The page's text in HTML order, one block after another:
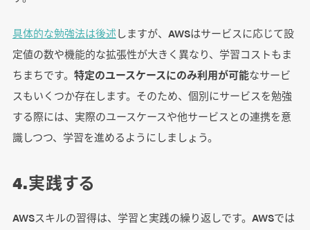
具体的な勉強法は後述しますが、AWSはサービスに応じて設
定値の数や機能的な拡張性が大きく異なり、学習コストもま
ちまちです。 特定のユースケースにのみ利用が可能なサービ
スもいくつか存在します。そのため、個別にサービスを勉強
する際には、実際のユースケースや他サービスとの連携を意
識しつつ、学習を進めるようにしましょう。
4.実践する
AWSスキルの習得は、学習と実践の繰り返しです。AWSでは